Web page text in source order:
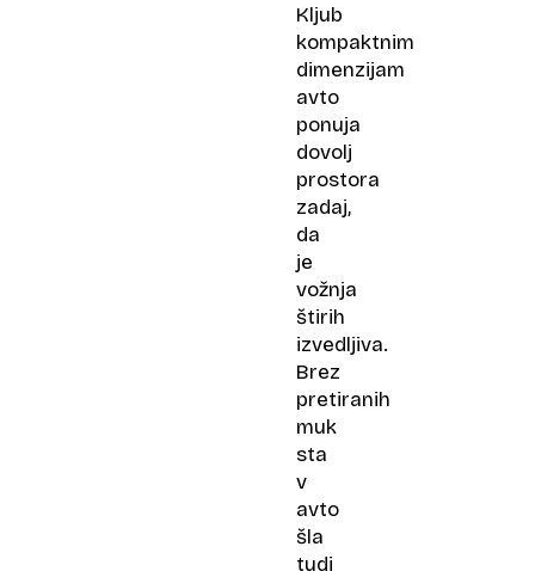
Kljub
kompaktnim
dimenzijam
avto
ponuja
dovolj
prostora
zadaj,
da
je
vožnja
štirih
izvedljiva.
Brez
pretiranih
muk
sta
v
avto
šla
tudi